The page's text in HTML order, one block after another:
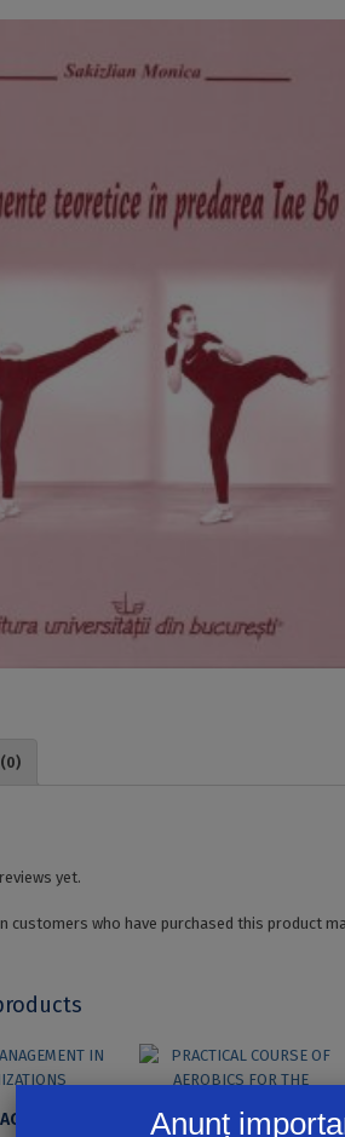
yet.
customers who have purchased this product
Anunț